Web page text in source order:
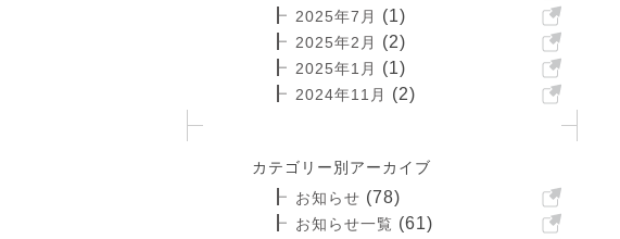
2025年7月 (1)
2025年2月 (2)
2025年1月 (1)
2024年11月 (2)
カテゴリー別アーカイブ
お知らせ (78)
お知らせ一覧 (61)